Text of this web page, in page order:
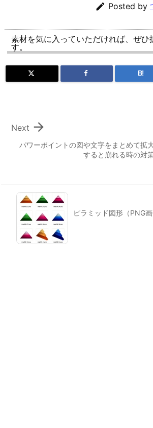
 Posted by
素材を気に入っていただければ、ぜひ
す。
B!
パワーポイントの図や文字をまとめて拡
すると崩れる時の対

Next
ピラミッド図形（PNG画